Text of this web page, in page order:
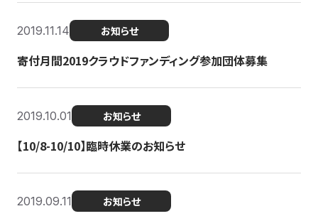
2019.11.14 お知らせ
寄付月間2019クラウドファンディング参加団体募集
2019.10.01 お知らせ
【10/8-10/10】臨時休業のお知らせ
2019.09.11 お知らせ